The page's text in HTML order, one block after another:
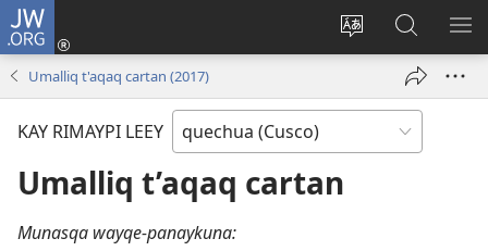
JW.ORG
Direccionpi
Sutiykiwan
jaykuy
nueva
JW.ORG
nisqapi
maskhay
Umalliq t'aqaq cartan (2017)
KAY RIMAYPI LEEY
Umalliq t’aqaq cartan
Munasqa wayqe-panaykuna: